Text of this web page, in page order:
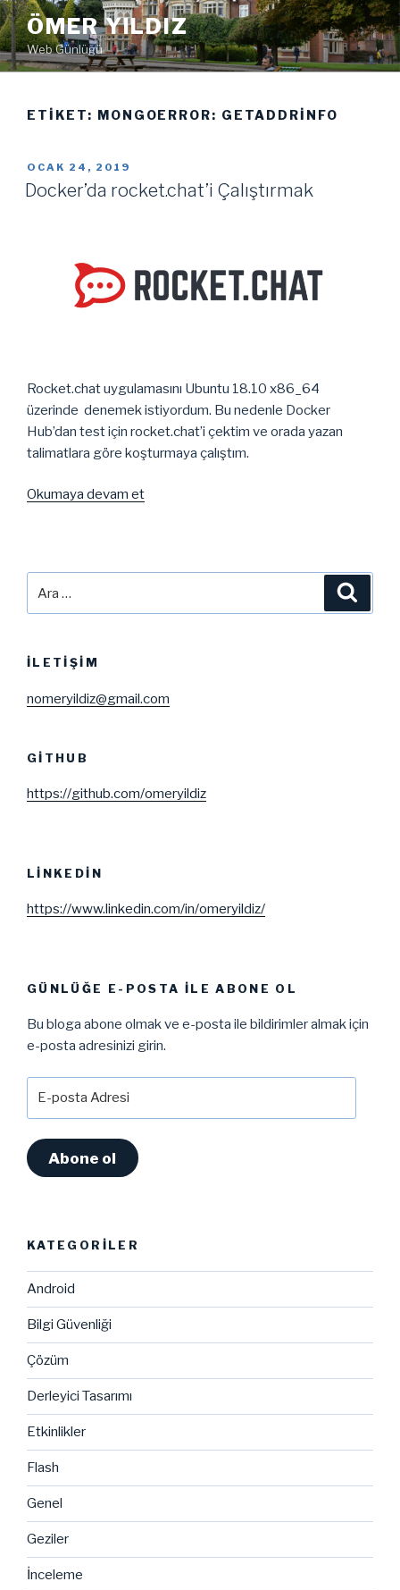
İçeriğe
geç ÖMER YILDIZ
Web Günlüğü
ETIKET: MONGOERROR: GETADDRINFO
YAYIM
TARIHI
OCAK 24, 2019
Docker’da rocket.chat’i Çalıştırmak
Rocket.chat uygulamasını Ubuntu 18.10 x86_64
üzerinde denemek istiyordum. Bu nedenle Docker
Hub’dan test için rocket.chat’i çektim ve orada yazan
talimatlara göre koşturmaya çalıştım.
Okumaya devam et“Docker’da
İLETIŞIM
nomeryildiz@gmail.com
GITHUB
https://github.com/omeryildiz
LINKEDIN
https://www.linkedin.com/in/omeryildiz/
GÜNLÜĞE E-POSTA ILE ABONE OL
Bu bloga abone olmak ve e-posta ile bildirimler almak için
e-posta adresinizi girin.
posta
Abone ol
KATEGORILER
Android
Bilgi Güvenliği
Çözüm
Derleyici Tasarımı
Etkinlikler
Flash
Genel
Geziler
İnceleme